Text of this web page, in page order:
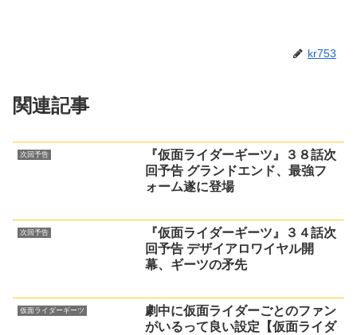
kr753
関連記事
次回予告
『仮面ライダーギーツ』３８話次
回予告 グランドエンド、最強フ
ォーム遂に登場
次回予告
『仮面ライダーギーツ』３４話次
回予告 デザイアロワイヤル開
幕、ギーツの矛先
仮面ライダーギーツ
劇中に仮面ライダーごとのファン
がいるって良い設定【仮面ライダ